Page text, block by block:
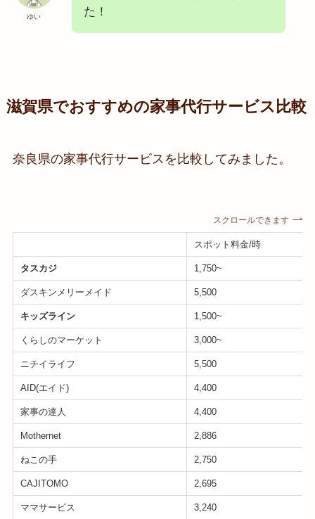
ゆい
た！
滋賀県でおすすめの家事代行サービス比較
奈良県の家事代行サービスを比較してみました。
スクロールできます
スポット料金/時
タスカジ 1,750~
ダスキンメリーメイド 5,500
キッズライン 1,500~
くらしのマーケット 3,000~
ニチイライフ 5,500
AID(エイド) 4,400
家事の達人 4,400
Mothernet 2,886
ねこの手 2,750
CAJITOMO 2,695
ママサービス 3,240